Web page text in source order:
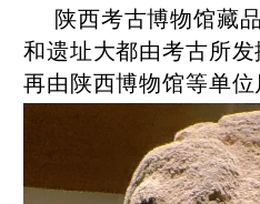
陕西考古博物馆藏
和遗址大都由考古所
再由陕西博物馆等单位